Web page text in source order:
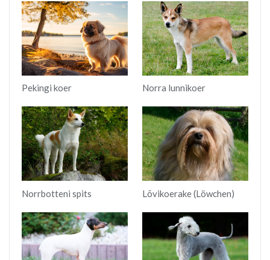
Pekingi koer Norra lunnikoer
Norrbotteni spits Lõvikoerake (Löwchen)